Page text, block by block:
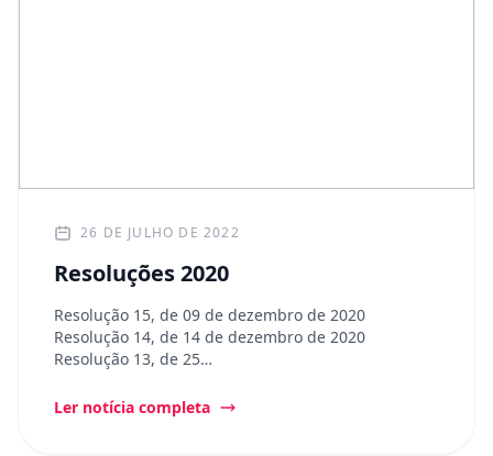
26 DE JULHO DE 2022
Resoluções 2020
Resolução 15, de 09 de dezembro de 2020
Resolução 14, de 14 de dezembro de 2020
Resolução 13, de 25…
Ler notícia completa